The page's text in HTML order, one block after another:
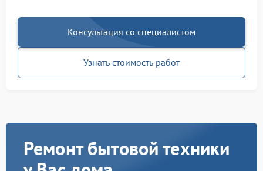
Консультация со специалистом
Узнать стоимость работ
Ремонт бытовой техники